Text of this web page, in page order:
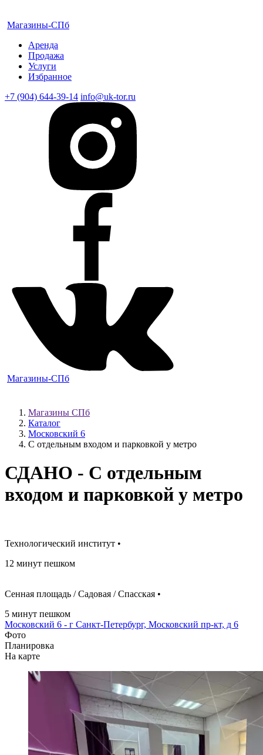
Магазины-СПб
Аренда
Продажа
Услуги
Избранное
+7 (904) 644-39-14 info@uk-tor.ru
Магазины-СПб
Магазины СПб
Каталог
Московский 6
С отдельным входом и парковкой у метро
СДАНО - С отдельным
входом и парковкой у метро
Технологический институт •
12 минут пешком
Сенная площадь / Садовая / Спасская •
5 минут пешком
Московский 6 - г Санкт-Петербург, Московский пр-кт, д 6
Фото
Планировка
На карте